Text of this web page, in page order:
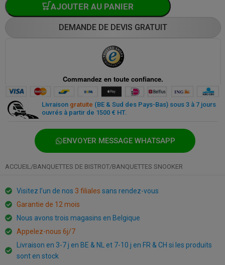
AJOUTER AU PANIER
DEMANDE DE DEVIS GRATUIT
Paiement sécurisé partout et à tout moment
Livraison gratuite (BE & Sud des Pays-Bas) sous 3 à 7 jours
ouvrés à partir de 1500 € HT.
ENVOYER MESSAGE WHATSAPP
ACCUEIL/BANQUETTES DE BISTROT/BANQUETTES SNOOKER
Visitez l’un de nos 3 filiales sans rendez-vous
Garantie de 12 mois
Nous avons trois magasins en Belgique
Appelez-nous 6j/7
Livraison en 3-7 j en BE & NL et 7-10 j en FR & CH si les produits
sont en stock